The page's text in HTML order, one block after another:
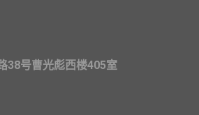
38号曹光彪西楼405室